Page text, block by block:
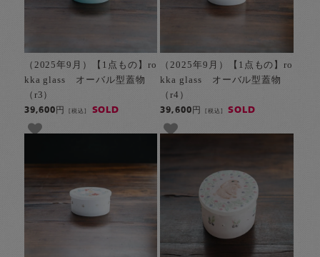
（2025年9月）【1点もの】ro
kka glass オーバル型蓋物
（r3）
39,600円[税込] SOLD
（2025年9月）【1点もの】ro
kka glass オーバル型蓋物
（r4）
39,600円 [税込] SOLD